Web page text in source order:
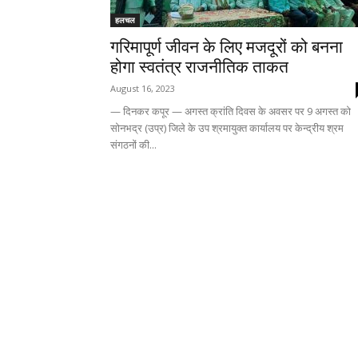
हलचल
गरिमापूर्ण जीवन के लिए मजदूरों को बनना
होगा स्वतंत्र राजनीतिक ताकत
August 16, 2023
— दिनकर कपूर — अगस्त क्रांति दिवस के अवसर पर 9 अगस्त को
सोनभद्र (उप्र) जिले के उप श्रमायुक्त कार्यालय पर केन्द्रीय श्रम
संगठनों की...